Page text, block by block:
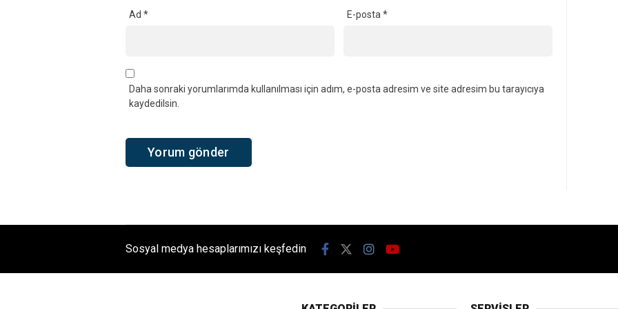
Ad * E-posta *
Daha sonraki yorumlarımda kullanılması için adım, e-posta adresim ve site adresim bu tarayıcıya
kaydedilsin.
Sosyal medya hesaplarımızı keşfedin